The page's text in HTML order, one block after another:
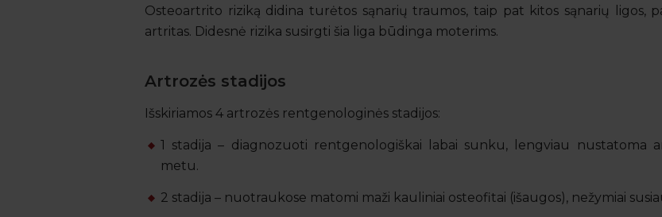
Osteoartrito riziką didina turėtos sąnarių traumos, taip pat kitos sąnarių ligos,
artritas. Didesnė rizika susirgti šia liga būdinga moterims.
Artrozės stadijos
Išskiriamos 4 artrozės rentgenologinės stadijos:
1 stadija – diagnozuoti rentgenologiškai labai sunku, lengviau nustatoma
metu.
2 stadija – nuotraukose matomi maži kauliniai osteofitai (išaugos), nežymiai